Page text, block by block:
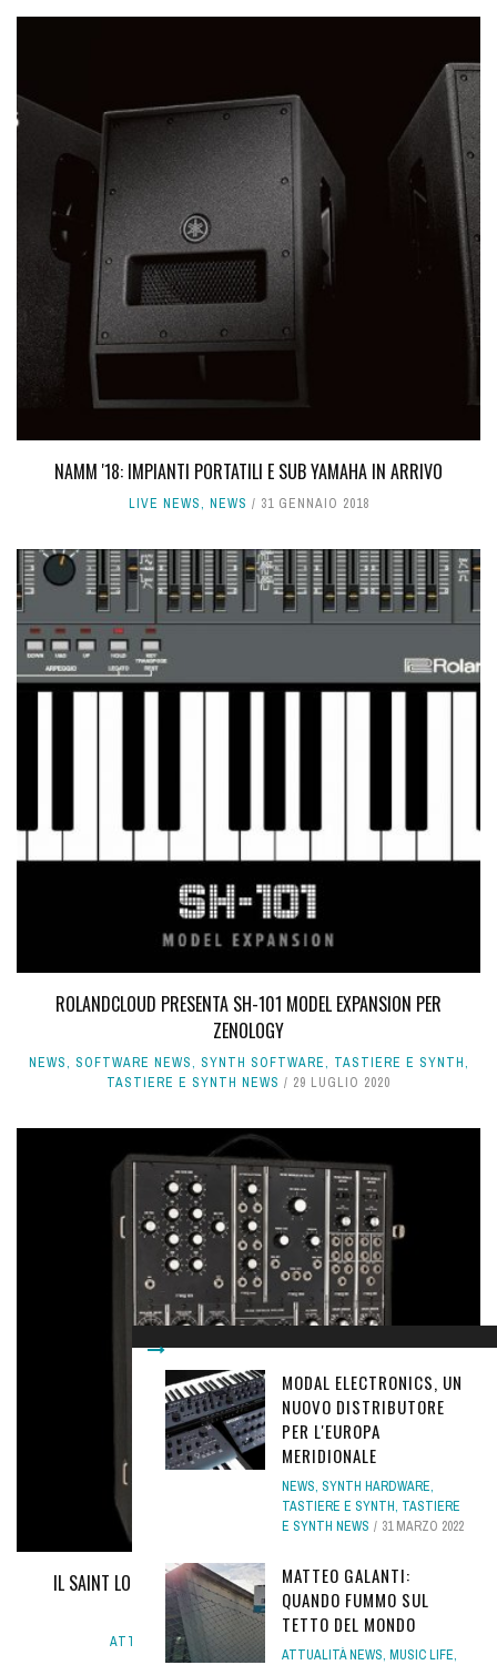
NAMM '18: IMPIANTI PORTATILI E SUB YAMAHA IN ARRIVO
LIVE NEWS, NEWS 31 GENNAIO 2018
ROLANDCLOUD PRESENTA SH-101 MODEL EXPANSION PER
ZENOLOGY
NEWS, SOFTWARE NEWS, SYNTH SOFTWARE, TASTIERE E SYNTH,
TASTIERE E SYNTH NEWS
29 LUGLIO 2020
IL SAINT LOUIS COLLEGE OF MUSIC SI REGALA UN SISTEMA
MODULARE MOOG
ATTUALITÀ NEWS NEWS
MODAL ELECTRONICS, UN
NUOVO DISTRIBUTORE
PER L'EUROPA
MERIDIONALE
NEWS, SYNTH HARDWARE,
TASTIERE E SYNTH, TASTIERE
E SYNTH NEWS
31 MARZO 2022
MATTEO GALANTI:
QUANDO FUMMO SUL
TETTO DEL MONDO
ATTUALITÀ NEWS, MUSIC LIFE,